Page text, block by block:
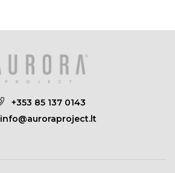
+353 85 137 0143
info@auroraproject.lt